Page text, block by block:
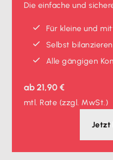
Die einfache und
Für kleine und
Selbst
Alle gängigen
ab21,90 €
mtl. Rate (zzgl. MwSt.)
Jetzt